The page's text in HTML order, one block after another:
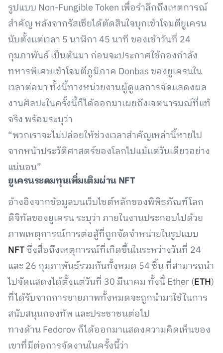
รูปแบบ Non-Fungible Token เพื่อรำลึกถึงเหตการณ์
สำคัญ หลังจากรัสเซียได้ตัดสินใจบุกเข้าโจมตียูเครน
นับตั้งแต่เวลา 5 นาฬิกา 45 นาที ของเช้าวันที่ 24
กุมภาพันธ์ เป็นต้นมา ก่อนจะประกาศใช้กองกำลัง
ทหารพิเศษเข้าโจมตีภูมิภาค Donbas ของยูเครนใน
เวลาต่อมา ทั้งนี้ทางหน่วยงานผู้ดูแลการจัดแสดงผล
งานศิลปะในครั้งนี้ก็ได้ออกมาเผยถึงเจตนารมณ์ที่แท้
จริง พร้อมระบุว่า
“พวกเราจะไม่ปล่อยให้ช่วงเวลาสำคัญเหล่านี้หายไป
จากหน้าประวัติศาสตร์ของโลกไปแม้แต่วันเดียวอย่าง
แน่นอน”
ยูเครนระดมทุนเพิ่มเติมผ่าน NFT
อ้างอิงจากข้อมูลบนเว็บไซต์หลักของพิพิธภัณฑ์โลก
ดิจิทัลของยูเครน ระบุว่า ภายในงานประกอบไปด้วย
ภาพเหตุการณ์การต่อสู้ที่ถูกจัดจำหน่ายในรูปแบบ
NFTซึ่งสื่อถึงเหตุการณ์ที่เกิดขึ้นในระหว่างวันที่ 24
และ 26 กุมภาพันธ์รวมกันทั้งหมด 54 ชิ้น ที่สามารถนำ
ไปจัดแสดงได้ตั้งแต่วันที่ 30 มีนาคม ทั้งนี้ Ether (ETH)
ที่ได้รับจากการขายภาพทั้งหมดจะถูกนำมาใช้ในการ
สนับสนุนกองทัพ และประชาชนต่อไป
ทางด้าน Fedorov ก็ได้ออกมาแสดงความคิดเห็นของ
เขาที่มีต่อการจัดงานในครั้งนี้ว่า